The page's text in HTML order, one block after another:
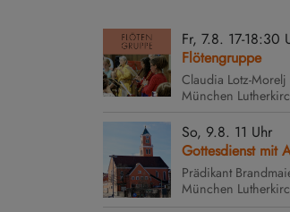
Fr, 7.8. 17-18:30
Flötengruppe
Claudia Lotz-Morelj
München
So, 9.8. 11 Uhr
Gottesdienst mit
Prädikant
München